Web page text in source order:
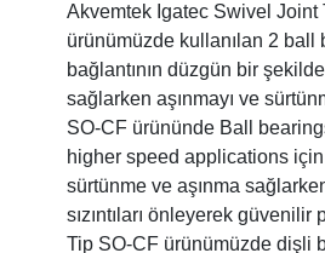
Akvemtek Igatec Swivel Joint
ürünümüzde kullanılan 2 ball
bağlantının düzgün bir
sağlarken aşınmayı ve
SO-CF ürününde Ball
higher speed applications
sürtünme ve aşınma
sızıntıları önleyerek güvenilir
Tip SO-CF ürünümüzde dişli